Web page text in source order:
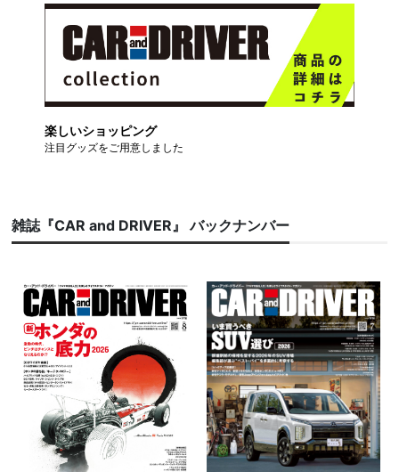
楽しいショッピング
注目グッズをご用意しました
雑誌『CAR and DRIVER』 バックナンバー